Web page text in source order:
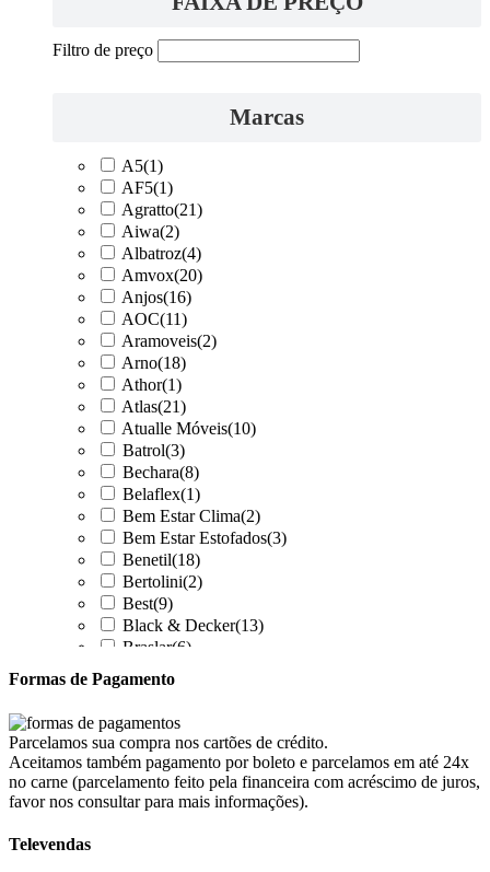
Filtro de preço
Marcas
A5(1)
AF5(1)
Agratto(21)
Aiwa(2)
Albatroz(4)
Amvox(20)
Anjos(16)
AOC(11)
Aramoveis(2)
Arno(18)
Athor(1)
Atlas(21)
Atualle Móveis(10)
Batrol(3)
Bechara(8)
Belaflex(1)
Bem Estar Clima(2)
Bem Estar Estofados(3)
Benetil(18)
Bertolini(2)
Best(9)
Black & Decker(13)
Braslar(6)
Britânia
Cairu(7)
Canaã Moveis (0)
Canaã Móveis(2)
Carioca Móveis(8)
Formas de Pagamento
Parcelamos sua compra nos cartões de crédito.
Aceitamos também pagamento por boleto e parcelamos em até 24x
no carne (parcelamento feito pela financeira com acréscimo de juros,
favor nos consultar para mais informações).
Televendas